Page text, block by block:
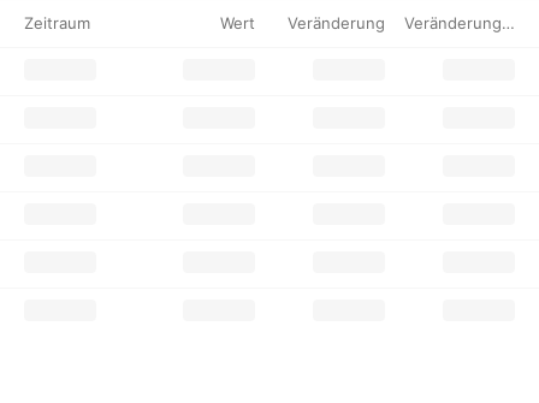
Zeitraum Wert Veränderung Veränderung %